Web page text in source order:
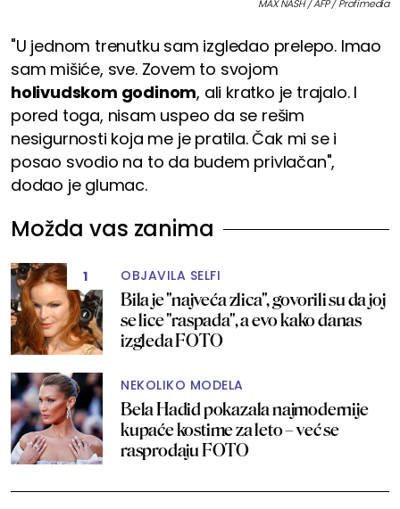
MAX NASH / AFP / Profimedia
"U jednom trenutku sam izgledao prelepo. Imao
sam mišiće, sve. Zovem to svojom
holivudskom godinom, ali kratko je trajalo. I
pored toga, nisam uspeo da se rešim
nesigurnosti koja me je pratila. Čak mi se i
posao svodio na to da budem privlačan",
dodao je glumac.
Možda vas zanima
1 OBJAVILA SELFI
Bila je "najveća zlica", govorili su da joj
se lice "raspada", a evo kako danas
izgleda FOTO
NEKOLIKO MODELA
Bela Hadid pokazala najmodernije
kupaće kostime za leto – već se
rasprodaju FOTO